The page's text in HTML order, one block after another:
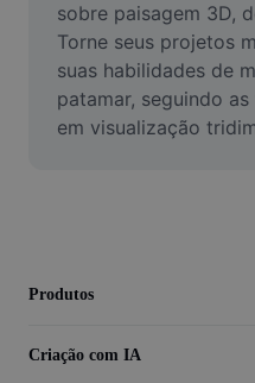
Editor de Video
Cortar Vídeo
Adicionar Legendas ao
sobre paisagem 3D,
Torne seus projetos
suas habilidades de
patamar, seguindo
em visualização
Produtos
Criação com IA